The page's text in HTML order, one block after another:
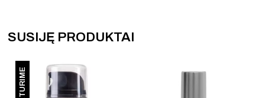
SUSIJĘ PRODUKTAI
NETURIME